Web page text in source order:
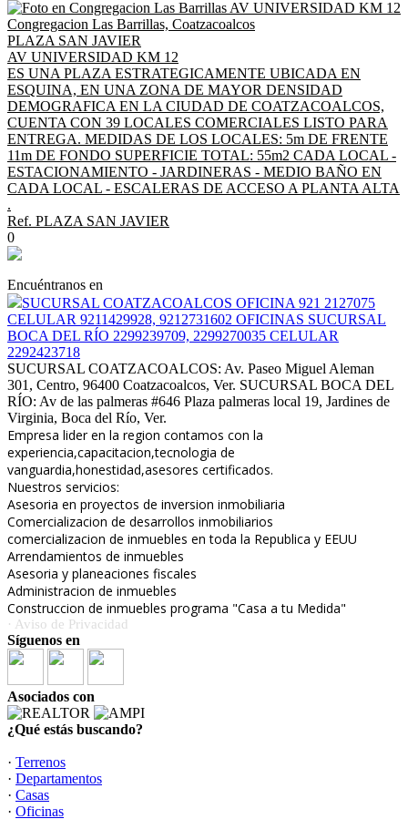
Congregacion Las Barrillas, Coatzacoalcos
PLAZA SAN JAVIER
AV UNIVERSIDAD KM 12
ES UNA PLAZA ESTRATEGICAMENTE UBICADA EN
ESQUINA, EN UNA ZONA DE MAYOR DENSIDAD
DEMOGRAFICA EN LA CIUDAD DE COATZACOALCOS,
CUENTA CON 39 LOCALES COMERCIALES LISTO PARA
ENTREGA. MEDIDAS DE LOS LOCALES: 5m DE FRENTE
11m DE FONDO SUPERFICIE TOTAL: 55m2 CADA LOCAL -
ESTACIONAMIENTO - JARDINERAS - MEDIO BAÑO EN
CADA LOCAL - ESCALERAS DE ACCESO A PLANTA ALTA
.
Ref. PLAZA SAN JAVIER
0
Encuéntranos en
SUCURSAL COATZACOALCOS OFICINA 921 2127075
CELULAR 9211429928, 9212731602 OFICINAS SUCURSAL
BOCA DEL RÍO 2299239709, 2299270035 CELULAR
2292423718
SUCURSAL COATZACOALCOS: Av. Paseo Miguel Aleman
301, Centro, 96400 Coatzacoalcos, Ver. SUCURSAL BOCA DEL
RÍO: Av de las palmeras #646 Plaza palmeras local 19, Jardines de
Virginia, Boca del Río, Ver.
Empresa lider en la region contamos con la
experiencia,capacitacion,tecnologia de
vanguardia,honestidad,asesores certificados.
Nuestros servicios:
Asesoria en proyectos de inversion inmobiliaria
Comercializacion de desarrollos inmobiliarios
comercializacion de inmuebles en toda la Republica y EEUU
Arrendamientos de inmuebles
Asesoria y planeaciones fiscales
Administracion de inmuebles
Construccion de inmuebles programa "Casa a tu Medida"
· Aviso de Privacidad
Síguenos en
Asociados con
¿Qué estás buscando?
· Terrenos
· Departamentos
· Casas
· Oficinas